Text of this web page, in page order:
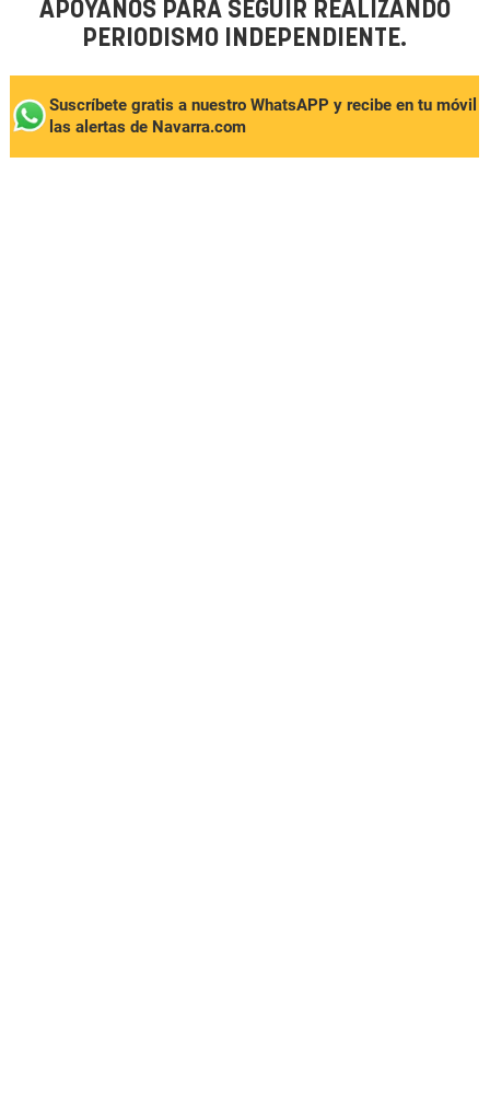
APÓYANOS PARA SEGUIR REALIZANDO
PERIODISMO INDEPENDIENTE.
Suscríbete gratis a nuestro WhatsAPP y recibe en tu móvil
las alertas de Navarra.com